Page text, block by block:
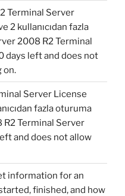
Terminal Server
2 kullanıcıdan fazla
2008 R2 Terminal
days left and does not
on.
Server License
fazla oturuma
Terminal Server
and does not allow
information for an
finished, and how